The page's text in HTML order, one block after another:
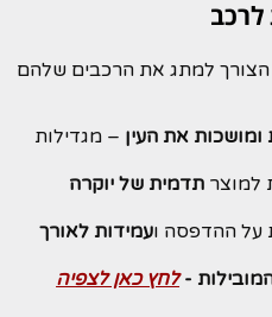
לרכב
הצורך למתג את הרכבים שלהם
ומושכות את העין – מגדילות
למוצר תדמית של יוקרה
על ההדפסה ועמידות לאורך
- לחץ כאן לצפיה